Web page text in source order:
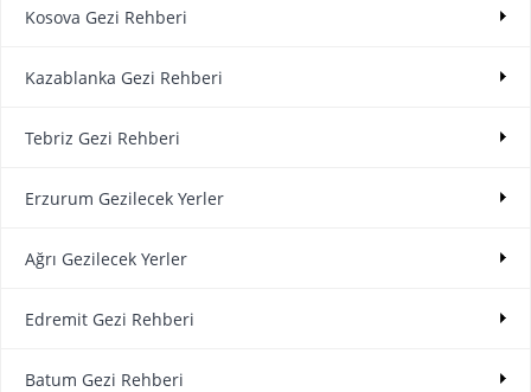
Kosova Gezi Rehberi
Kazablanka Gezi Rehberi
Tebriz Gezi Rehberi
Erzurum Gezilecek Yerler
Ağrı Gezilecek Yerler
Edremit Gezi Rehberi
Batum Gezi Rehberi